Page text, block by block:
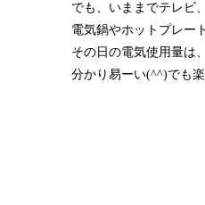
でも、いままでテレビ
電気鍋やホットプレー
その日の電気使用量は
分かり易ーい(^^)で